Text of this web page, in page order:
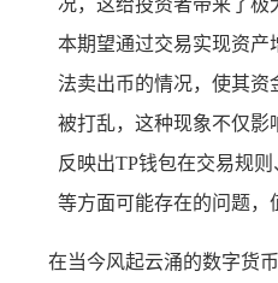
本期望通过交易实现资产
法卖出币的情况，使其资
被打乱，这种现象不仅影
反映出TP钱包在交易规
等方面可能存在的问题，
在当今风起云涌的数字货